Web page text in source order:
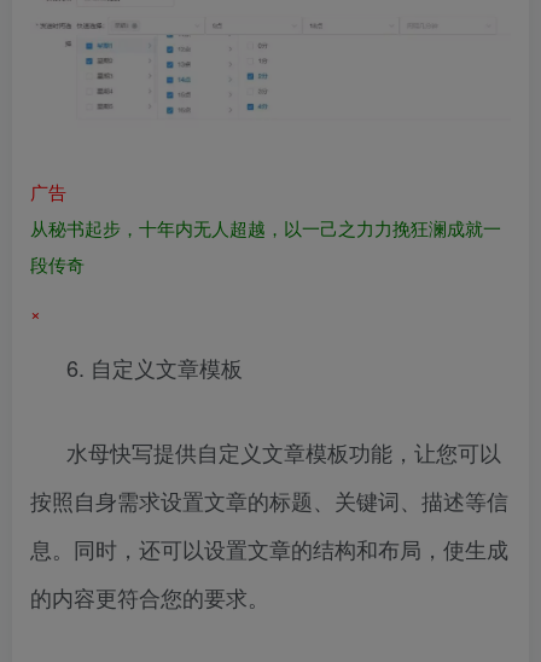
广告
从秘书起步，十年内无人超越，以一己之力力挽狂澜成就一
段传奇
×
6. 自定义文章模板
水母快写提供自定义文章模板功能，让您可以
按照自身需求设置文章的标题、关键词、描述等信
息。同时，还可以设置文章的结构和布局，使生成
的内容更符合您的要求。